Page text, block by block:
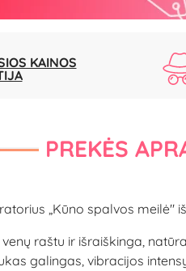
KAINOS
PREKĖS
„Kūno spalvos meilė"
raštu ir išraiškinga,
galingas, vibracijos